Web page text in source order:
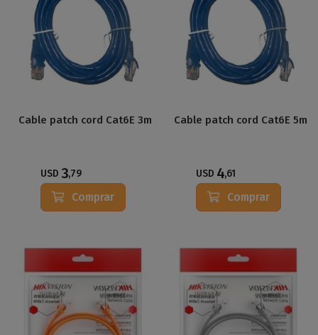
Cable patch cord Cat6E 3m
USD 3,79
Comprar
Cable patch cord Cat6E 5m
USD 4,61
Comprar